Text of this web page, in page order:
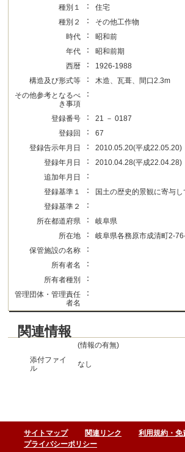
種別１
：
住宅
種別２
：
その他工作物
時代
：
昭和前
年代
：
昭和前期
西暦
：
1926-1988
構造及び形式等
：
木造、瓦葺、間口2.3m
その他参考となるべ
き事項
：
登録番号 ：
21 － 0187
登録回
：
67
登録告示年月日
：
2010.05.20(平成22.05.20)
登録年月日
：
2010.04.28(平成22.04.28)
追加年月日
：
登録基準１ ：
国土の歴史的景観に寄与
登録基準２
：
所在都道府県 ：
岐阜県
所在地
：
岐阜県各務原市成清町2-
保管施設の名称
：
所有者名 ：
所有者種別 ：
管理団体・管理責任
者名
：
関連情報
(情報の有無)
添付ファイ
ル
なし
サイトマップ 関連リンク
利用規約・免
プライバシーポリシー